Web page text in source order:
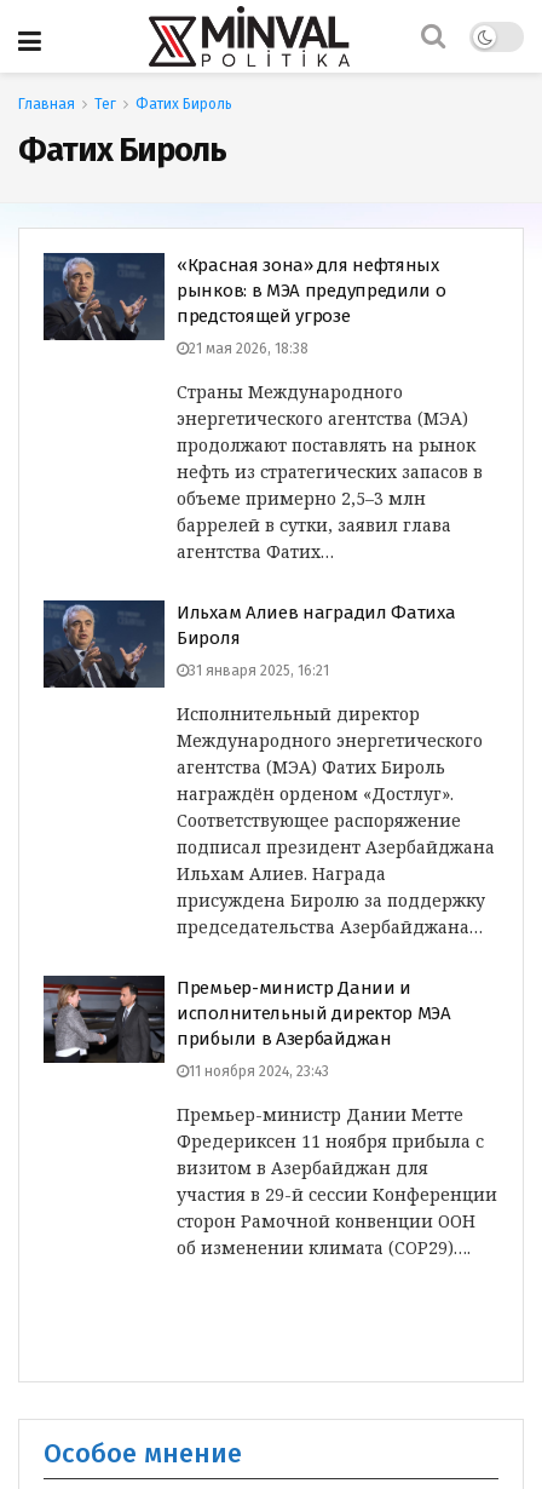
Главная Тег Фатих Бироль
Фатих Бироль
«Красная зона» для нефтяных
рынков: в МЭА предупредили о
предстоящей угрозе
21 мая 2026, 18:38
Страны Международного
энергетического агентства (МЭА)
продолжают поставлять на рынок
нефть из стратегических запасов в
объеме примерно 2,5–3 млн
баррелей в сутки, заявил глава
агентства Фатих…
Ильхам Алиев наградил Фатиха
Бироля
31 января 2025, 16:21
Исполнительный директор
Международного энергетического
агентства (МЭА) Фатих Бироль
награждён орденом «Достлуг».
Соответствующее распоряжение
подписал президент Азербайджана
Ильхам Алиев. Награда
присуждена Биролю за поддержку
председательства Азербайджана…
Премьер-министр Дании и
исполнительный директор МЭА
прибыли в Азербайджан
11 ноября 2024, 23:43
Премьер-министр Дании Метте
Фредериксен 11 ноября прибыла с
визитом в Азербайджан для
участия в 29-й сессии Конференции
сторон Рамочной конвенции ООН
об изменении климата (COP29)….
Особое мнение